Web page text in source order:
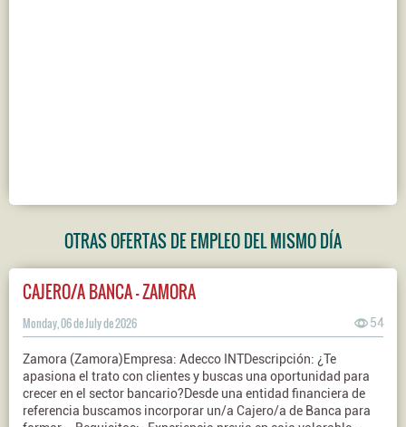
OTRAS OFERTAS DE EMPLEO DEL MISMO DÍA
CAJERO/A BANCA - ZAMORA
Monday, 06 de July de 2026 54
Zamora (Zamora)Empresa: Adecco INTDescripción: ¿Te
apasiona el trato con clientes y buscas una oportunidad para
crecer en el sector bancario?Desde una entidad financiera de
referencia buscamos incorporar un/a Cajero/a de Banca para